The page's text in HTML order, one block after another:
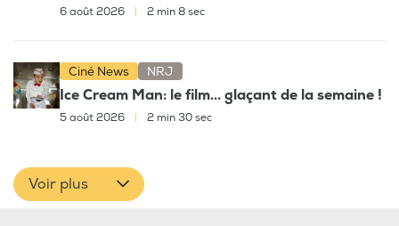
6 août 2026 2 min 8 sec
Ciné News NRJ
Ice Cream Man: le film... glaçant de la semaine !
5 août 2026 2 min 30 sec
Voir plus